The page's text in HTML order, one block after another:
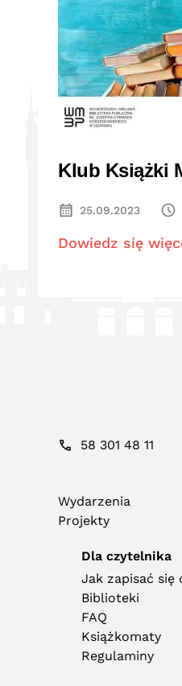
Klub Książki
25.09.2023
Dowiedz się
58 301 48 11
Wydarzenia
Projekty
Dla czytelnika
Jak zapisać się
Biblioteki
FAQ
Książkomaty
Regulaminy